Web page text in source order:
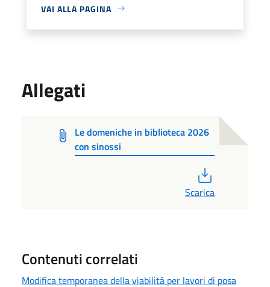
VAI ALLA PAGINA
Allegati
Le domeniche in biblioteca 2026
con sinossi
Scarica
Contenuti correlati
Modifica temporanea della viabilità per lavori di posa